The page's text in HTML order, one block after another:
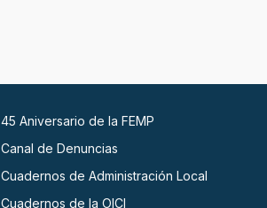
45 Aniversario de la FEMP
Canal de Denuncias
Cuadernos de Administración Local
Cuadernos de la OICI